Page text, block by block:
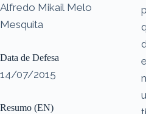
Alfredo Mikail Melo
Mesquita
Data de Defesa
14/07/2015
Resumo (EN)